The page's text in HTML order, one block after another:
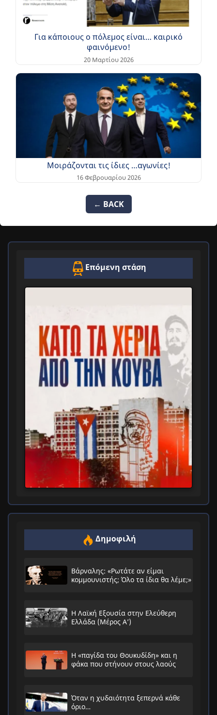
Για κάποιους ο πόλεμος είναι… καιρικό
φαινόμενο!
20 Μαρτίου 2026
Μοιράζονται τις ίδιες …αγωνίες!
16 Φεβρουαρίου 2026
← BACK
Επόμενη στάση
Δημοφιλή
Βάρναλης: «Ρωτάτε αν είμαι
κομμουνιστής; Όλο τα ίδια θα λέμε;»
Η Λαϊκή Εξουσία στην Ελεύθερη
Ελλάδα (Μέρος Α’)
Η «παγίδα του Θουκυδίδη» και η
φάκα που στήνουν στους λαούς
Όταν η χυδαιότητα ξεπερνά κάθε
όριο…